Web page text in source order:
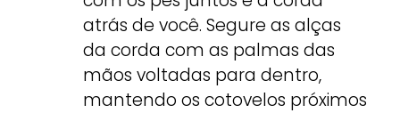
atrás de você. Segure as alças
da corda com as palmas das
mãos voltadas para dentro,
mantendo os cotovelos próximos